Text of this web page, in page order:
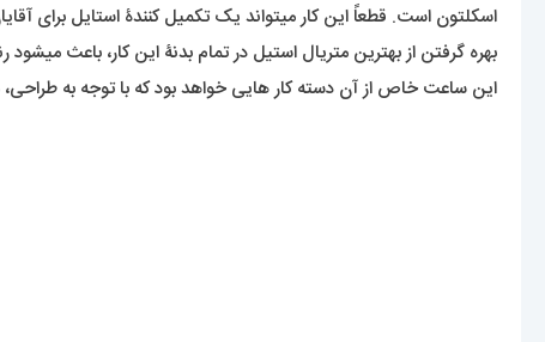
اسکلتون است. قطعاً این کار میتواند یک تکمیل کنندۀ استایل برای
بهره گرفتن از بهترین متریال استیل در تمام بدنۀ این کار، باعث
این ساعت خاص از آن دسته کار هایی خواهد بود که با توجه به